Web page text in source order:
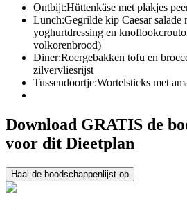
Ontbijt:Hüttenkäse met plakjes
Lunch:Gegrilde kip Caesar salade
yoghurtdressing en
volkorenbrood)
Diner:Roergebakken tofu en
zilvervliesrijst
Tussendoortje:Wortelsticks met
Download GRATIS de
voor dit Dieetplan
Haal de boodschappenlijst op